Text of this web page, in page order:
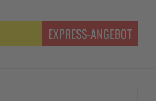
EXPRESS-ANGEBOT